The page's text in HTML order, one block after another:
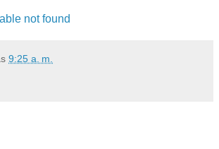
not found
9:25 a. m.